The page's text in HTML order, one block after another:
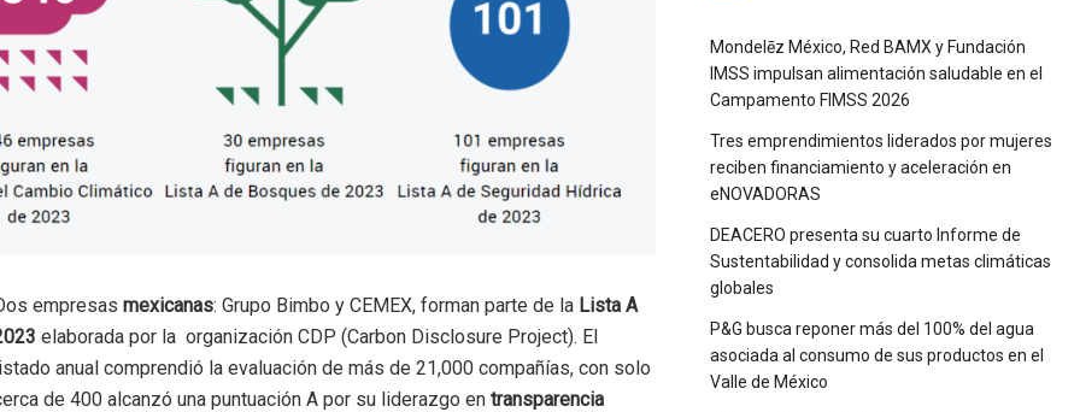
empresas mexicanas: Grupo Bimbo y CEMEX, forman parte de la Lista A
elaborada por la organización CDP (Carbon Disclosure Project). El
anual comprendió la evaluación de más de 21,000 compañías, con solo
de 400 alcanzó una puntuación A por su liderazgo en transparencia
Mondelēz México, Red BAMX y Fundación
IMSS impulsan alimentación saludable en el
Campamento FIMSS 2026
Tres emprendimientos liderados por mujeres
reciben financiamiento y aceleración en
eNOVADORAS
DEACERO presenta su cuarto Informe de
Sustentabilidad y consolida metas climáticas
globales
P&G busca reponer más del 100% del agua
asociada al consumo de sus productos en el
Valle de México